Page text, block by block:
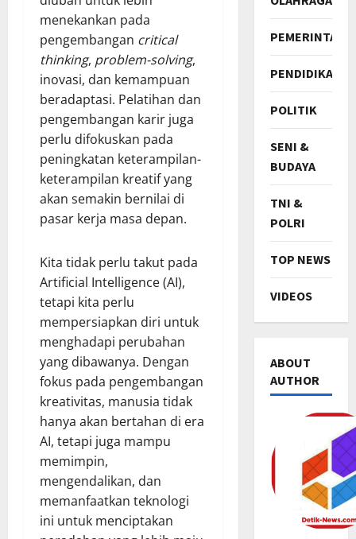
menekankan pada
pengembangan critical
thinking, problem-solving,
inovasi, dan kemampuan
beradaptasi. Pelatihan dan
pengembangan karir juga
perlu difokuskan pada
peningkatan keterampilan-
keterampilan kreatif yang
akan semakin bernilai di
pasar kerja masa depan.
Kita tidak perlu takut pada
Artificial Intelligence (AI),
tetapi kita perlu
mempersiapkan diri untuk
menghadapi perubahan
yang dibawanya. Dengan
fokus pada pengembangan
kreativitas, manusia tidak
hanya akan bertahan di era
AI, tetapi juga mampu
memimpin,
mengendalikan, dan
memanfaatkan teknologi
ini untuk menciptakan
PEMERINTAH
PENDIDIKAN
POLITIK
SENI &
BUDAYA
TNI &
POLRI
TOP NEWS
VIDEOS
ABOUT
AUTHOR
TNI &
R
i
b
u
a